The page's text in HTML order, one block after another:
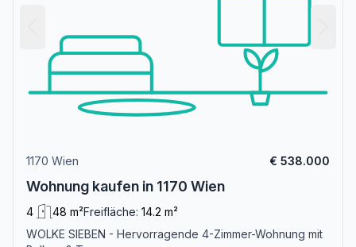
1170 Wien € 538.000
Wohnung kaufen in 1170 Wien
4 48 m²Freifläche: 14.2 m²
WOLKE SIEBEN - Hervorragende 4-Zimmer-Wohnung mit